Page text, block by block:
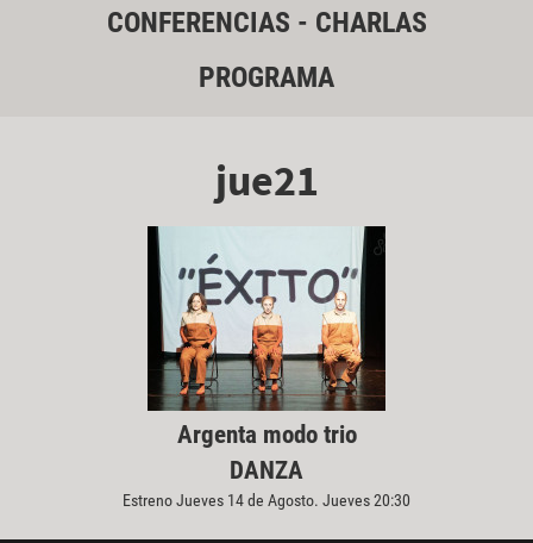
CONFERENCIAS - CHARLAS
PROGRAMA
jue21
Argenta modo trio
DANZA
Estreno Jueves 14 de Agosto. Jueves 20:30